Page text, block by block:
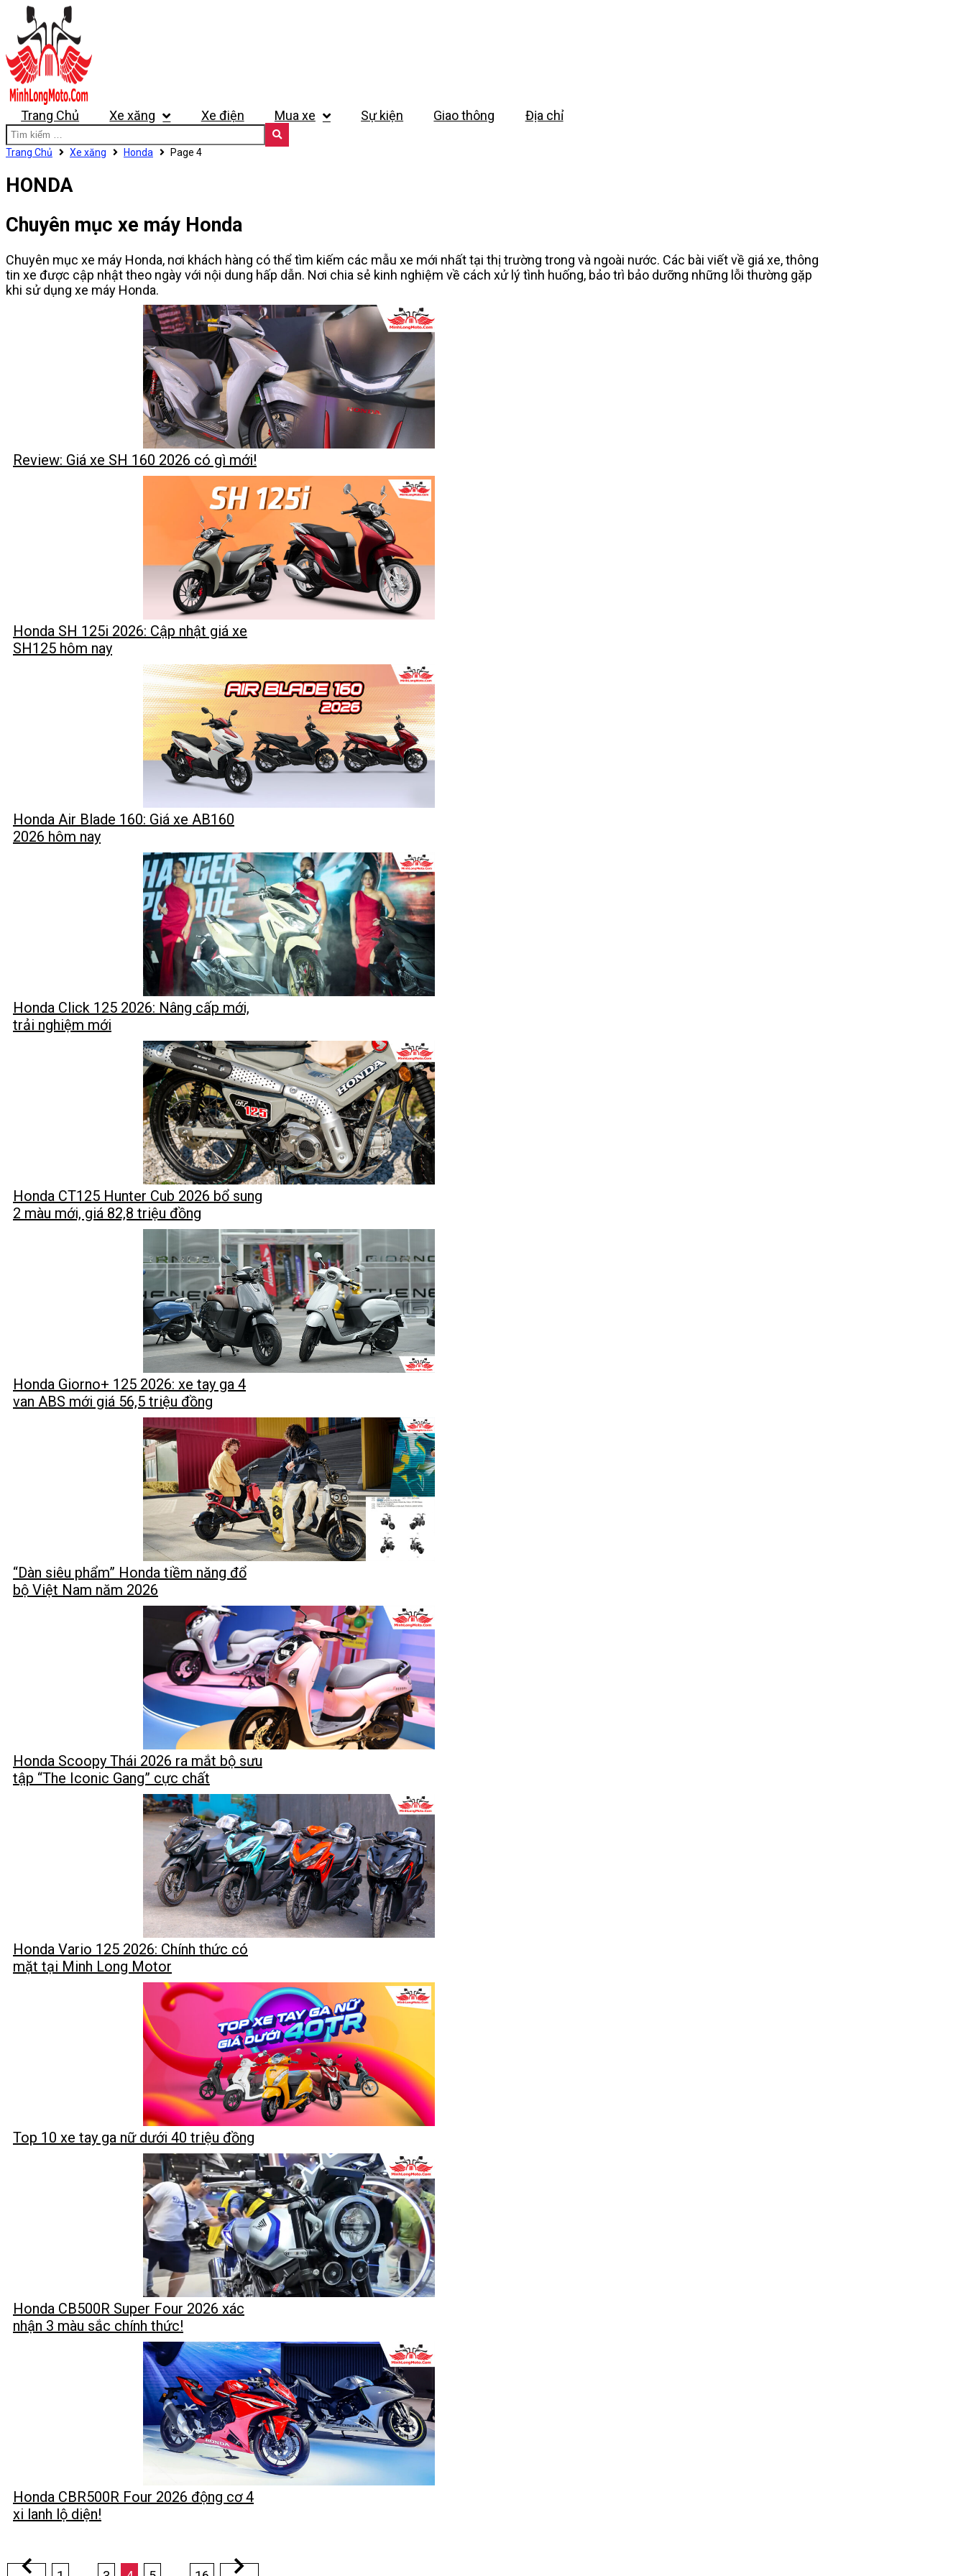
Trang Chủ Xe xăng Xe điện Mua xe Sự kiện Giao thông Địa chỉ
Trang Chủ Xe xăng Honda Page 4
HONDA
Chuyên mục xe máy Honda
Chuyên mục xe máy Honda, nơi khách hàng có thể tìm kiếm các mẫu xe mới nhất tại thị trường trong và ngoài nước. Các bài viết về giá xe, thông
tin xe được cập nhật theo ngày với nội dung hấp dẫn. Nơi chia sẻ kinh nghiệm về cách xử lý tình huống, bảo trì bảo dưỡng những lỗi thường gặp
khi sử dụng xe máy Honda.
Review: Giá xe SH 160 2026 có gì mới!
Honda SH 125i 2026: Cập nhật giá xe
SH125 hôm nay
Honda Air Blade 160: Giá xe AB160
2026 hôm nay
Honda Click 125 2026: Nâng cấp mới,
trải nghiệm mới
Honda CT125 Hunter Cub 2026 bổ sung
2 màu mới, giá 82,8 triệu đồng
Honda Giorno+ 125 2026: xe tay ga 4
van ABS mới giá 56,5 triệu đồng
“Dàn siêu phẩm” Honda tiềm năng đổ
bộ Việt Nam năm 2026
Honda Scoopy Thái 2026 ra mắt bộ sưu
tập “The Iconic Gang” cực chất
Honda Vario 125 2026: Chính thức có
mặt tại Minh Long Motor
Top 10 xe tay ga nữ dưới 40 triệu đồng
Honda CB500R Super Four 2026 xác
nhận 3 màu sắc chính thức!
Honda CBR500R Four 2026 động cơ 4
xi lanh lộ diện!
Phân